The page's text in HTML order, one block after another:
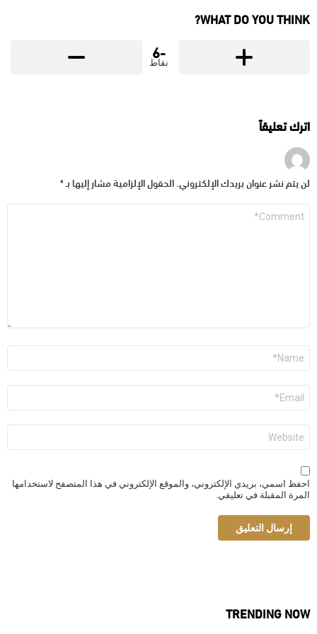
WHAT DO YOU THINK?
-6
نقاط
اترك تعليقاً
لن يتم نشر عنوان بريدك الإلكتروني. الحقول الإلزامية مشار إليها بـ *
التعليق
الاسم
البريد
الإلكتروني
*
الموقع
الإلكتروني
احفظ اسمي، بريدي الإلكتروني، والموقع الإلكتروني في هذا المتصفح لاستخدامها
المرة المقبلة في تعليقي.
TRENDING NOW